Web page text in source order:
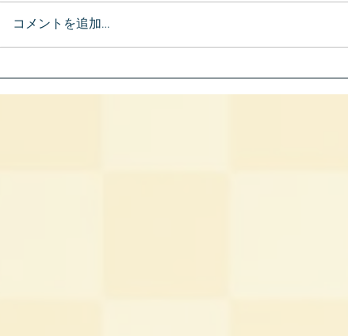
コメントを追加…